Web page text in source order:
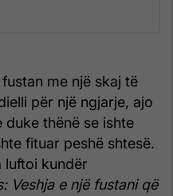
me një skaj të
për një ngjarje, ajo
thënë se ishte
fituar peshë shtesë.
luftoi kundër
Veshja e një fustani që